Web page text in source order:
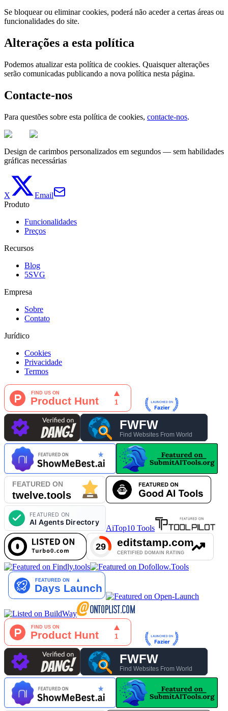
Se bloquear ou eliminar cookies, poderá não aceder a certas áreas ou
funcionalidades do site.
Alterações a esta política
Podemos atualizar esta política de cookies. Quaisquer alterações
serão comunicadas publicando a nova política nesta página.
Contacte-nos
Para questões sobre esta política de cookies, contacte-nos.
Design de carimbos personalizados em segundos — sem habilidades
gráficas necessárias
X
Email
Produto
Funcionalidades
Preços
Recursos
Blog
5SVG
Empresa
Sobre
Contato
Jurídico
Cookies
Privacidade
Termos
AiTop10 Tools